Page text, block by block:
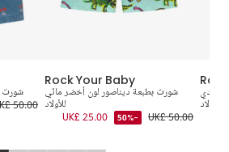
شورت
50.00
Rock Your Baby
شورت بطبعة ديناصور لون أخضر مائي
للأولاد
UK£ 50.00
-50%
UK£ 25.00
رمادي
للأولاد